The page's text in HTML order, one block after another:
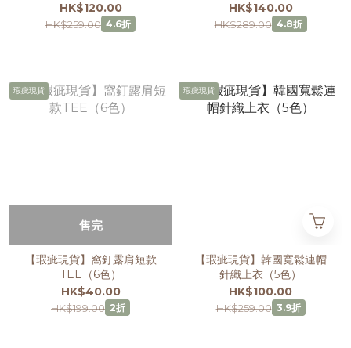
HK$120.00
HK$259.00 4.6折
HK$140.00
HK$289.00 4.8折
瑕疵現貨
售完
【瑕疵現貨】窩釘露肩短款
TEE（6色）
HK$40.00
HK$199.00 2折
瑕疵現貨
【瑕疵現貨】韓國寬鬆連帽
針織上衣（5色）
HK$100.00
HK$259.00 3.9折